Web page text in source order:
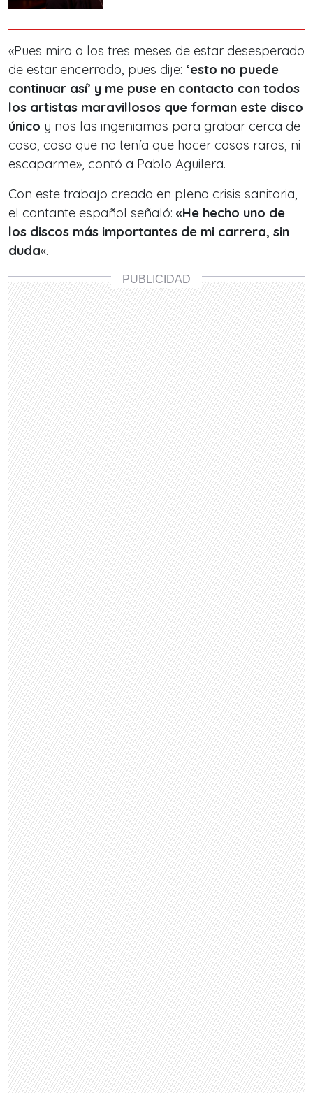
«Pues mira a los tres meses de estar desesperado
de estar encerrado, pues dije: ‘esto no puede
continuar así’ y me puse en contacto con todos
los artistas maravillosos que forman este disco
único y nos las ingeniamos para grabar cerca de
casa, cosa que no tenía que hacer cosas raras, ni
escaparme», contó a Pablo Aguilera.
Con este trabajo creado en plena crisis sanitaria,
el cantante español señaló: «He hecho uno de
los discos más importantes de mi carrera, sin
duda«.